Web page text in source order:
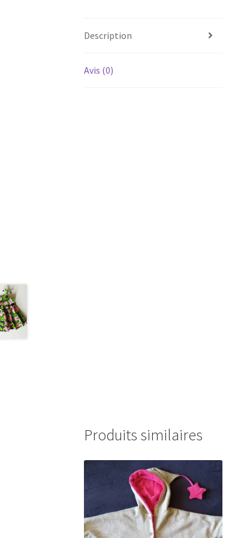
Description
Avis (0)
Produits similaires